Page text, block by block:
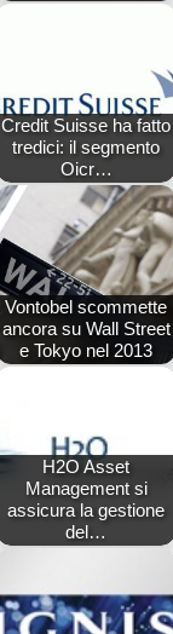
Credit Suisse ha fatto
tredici: il segmento
Oicr…
Vontobel scommette
ancora su Wall Street
e Tokyo nel 2013
H2O Asset
Management si
assicura la gestione
del…